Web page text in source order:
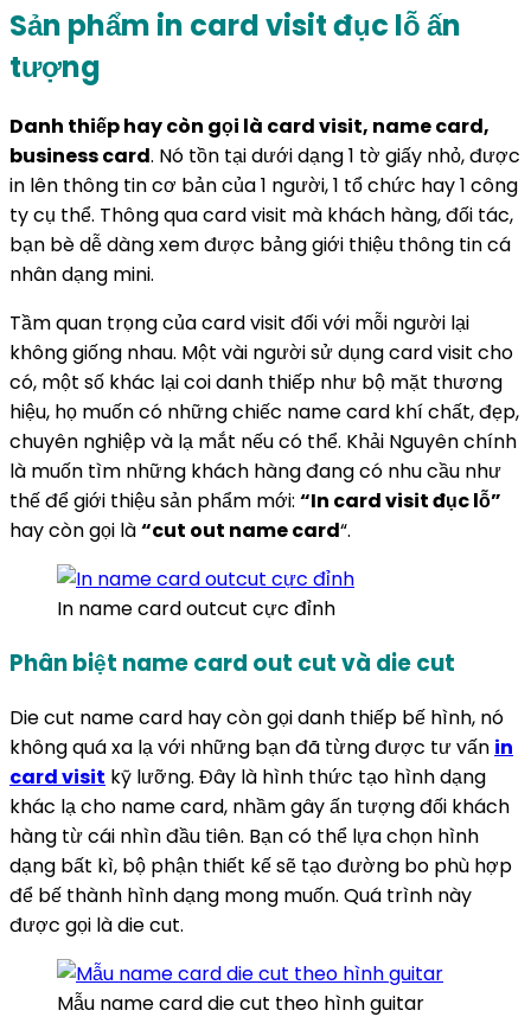
Sản phẩm in card visit đục lỗ ấn
tượng
Danh thiếp hay còn gọi là card visit, name card,
business card. Nó tồn tại dưới dạng 1 tờ giấy nhỏ, được
in lên thông tin cơ bản của 1 người, 1 tổ chức hay 1 công
ty cụ thể. Thông qua card visit mà khách hàng, đối tác,
bạn bè dễ dàng xem được bảng giới thiệu thông tin cá
nhân dạng mini.
Tầm quan trọng của card visit đối với mỗi người lại
không giống nhau. Một vài người sử dụng card visit cho
có, một số khác lại coi danh thiếp như bộ mặt thương
hiệu, họ muốn có những chiếc name card khí chất, đẹp,
chuyên nghiệp và lạ mắt nếu có thể. Khải Nguyên chính
là muốn tìm những khách hàng đang có nhu cầu như
thế để giới thiệu sản phẩm mới: “In card visit đục lỗ”
hay còn gọi là“cut out name card“.
In name card outcut cực đỉnh
Phân biệt name card out cut và die cut
Die cut name card hay còn gọi danh thiếp bế hình, nó
không quá xa lạ với những bạn đã từng được tư vấn in
card visit kỹ lưỡng. Đây là hình thức tạo hình dạng
khác lạ cho name card, nhầm gây ấn tượng đối khách
hàng từ cái nhìn đầu tiên. Bạn có thể lựa chọn hình
dạng bất kì, bộ phận thiết kế sẽ tạo đường bo phù hợp
để bế thành hình dạng mong muốn. Quá trình này
được gọi là die cut.
Mẫu name card die cut theo hình guitar